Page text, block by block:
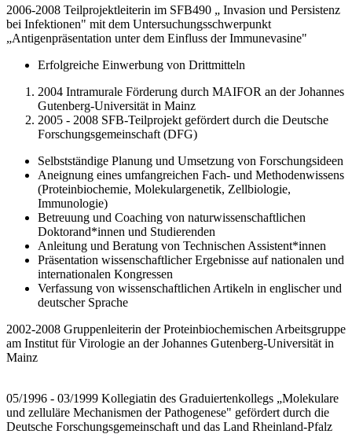
2006-2008 Teilprojektleiterin im SFB490 „ Invasion und Persistenz
bei Infektionen" mit dem Untersuchungsschwerpunkt
„Antigenpräsentation unter dem Einfluss der Immunevasine"
Erfolgreiche Einwerbung von Drittmitteln
2004 Intramurale Förderung durch MAIFOR an der Johannes
Gutenberg-Universität in Mainz
2005 - 2008 SFB-Teilprojekt gefördert durch die Deutsche
Forschungsgemeinschaft (DFG)
Selbstständige Planung und Umsetzung von Forschungsideen
Aneignung eines umfangreichen Fach- und Methodenwissens
(Proteinbiochemie, Molekulargenetik, Zellbiologie,
Immunologie)
Betreuung und Coaching von naturwissenschaftlichen
Doktorand*innen und Studierenden
Anleitung und Beratung von Technischen Assistent*innen
Präsentation wissenschaftlicher Ergebnisse auf nationalen und
internationalen Kongressen
Verfassung von wissenschaftlichen Artikeln in englischer und
deutscher Sprache
2002-2008 Gruppenleiterin der Proteinbiochemischen Arbeitsgruppe
am Institut für Virologie an der Johannes Gutenberg-Universität in
Mainz
05/1996 - 03/1999 Kollegiatin des Graduiertenkollegs „Molekulare
und zelluläre Mechanismen der Pathogenese" gefördert durch die
Deutsche Forschungsgemeinschaft und das Land Rheinland-Pfalz